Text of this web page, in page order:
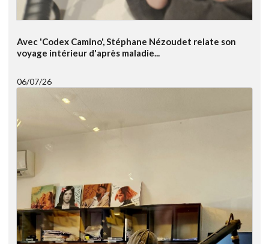
Avec 'Codex Camino', Stéphane Nézoudet relate son
voyage intérieur d'après maladie...
06/07/26